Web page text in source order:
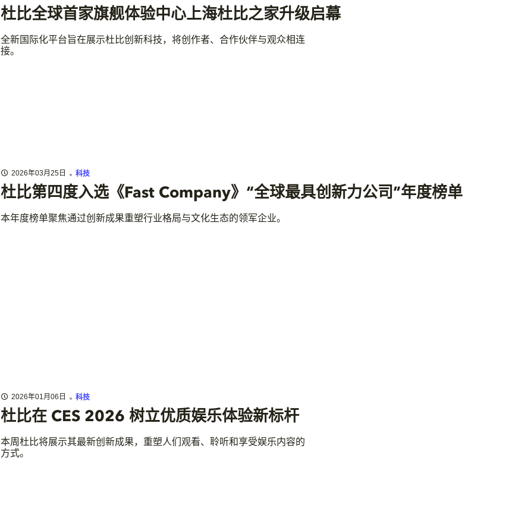
杜比全球首家旗舰体验中心上海杜比之家升级启幕
全新国际化平台旨在展示杜比创新科技，将创作者、合作伙伴与观众相连
接。
2026年03月25日 科技
杜比第四度入选《Fast Company》“全球最具创新力公司”年度榜单
本年度榜单聚焦通过创新成果重塑行业格局与文化生态的领军企业。
2026年01月06日 科技
杜比在 CES 2026 树立优质娱乐体验新标杆
本周杜比将展示其最新创新成果，重塑人们观看、聆听和享受娱乐内容的
方式。